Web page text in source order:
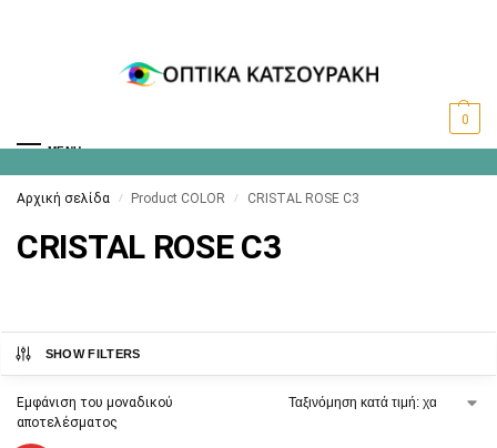
MENU
0
Αρχική σελίδα / Product COLOR / CRISTAL ROSE C3
CRISTAL ROSE C3
SHOW FILTERS
Εμφάνιση του μοναδικού
αποτελέσματος